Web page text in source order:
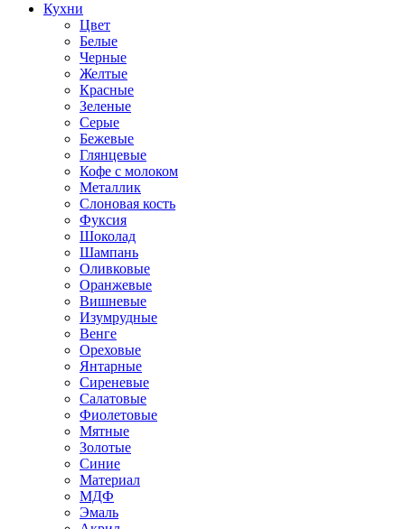
Кухни
Цвет
Белые
Черные
Желтые
Красные
Зеленые
Серые
Бежевые
Глянцевые
Кофе с молоком
Металлик
Слоновая кость
Фуксия
Шоколад
Шампань
Оливковые
Оранжевые
Вишневые
Изумрудные
Венге
Ореховые
Янтарные
Сиреневые
Салатовые
Фиолетовые
Мятные
Золотые
Синие
Материал
МДФ
Эмаль